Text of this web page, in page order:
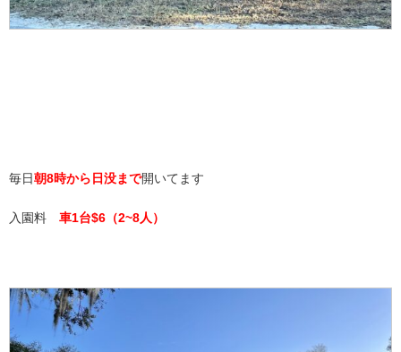
毎日朝8時から日没まで開いてます
入園料 車1台$6（2~8人）